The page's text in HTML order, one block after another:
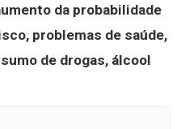
da probabilidade
problemas de saúde,
de drogas, álcool